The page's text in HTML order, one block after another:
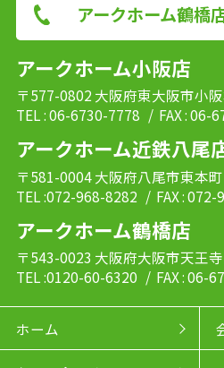
アークホーム鶴橋
アークホーム小阪店
〒577-0802 大阪府東大阪市小
TEL : 06-6730-7778 / FAX : 06-
アークホーム近鉄八尾
〒581-0004 大阪府八尾市東本
TEL :072-968-8282 / FAX : 072-
アークホーム鶴橋店
〒543-0023 大阪府大阪市天王
TEL :0120-60-6320 / FAX : 06-
ホーム